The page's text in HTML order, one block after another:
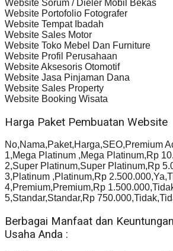
Website Sorum / Dieler Mobil Bekas
Website Portofolio Fotografer
Website Tempat Ibadah
Website Sales Motor
Website Toko Mebel Dan Furniture
Website Profil Perusahaan
Website Aksesoris Otomotif
Website Jasa Pinjaman Dana
Website Sales Property
Website Booking Wisata
Harga Paket Pembuatan Website
No,Nama,Paket,Harga,SEO,Premium
1,Mega Platinum ,Mega Platinum,Rp
2,Super Platinum,Super Platinum,Rp
3,Platinum ,Platinum,Rp
4,Premium,Premium,Rp
5,Standar,Standar,Rp
Berbagai Manfaat dan
Usaha Anda :